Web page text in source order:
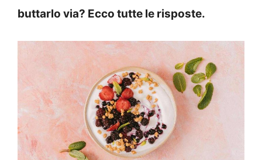
buttarlo via? Ecco tutte le risposte.